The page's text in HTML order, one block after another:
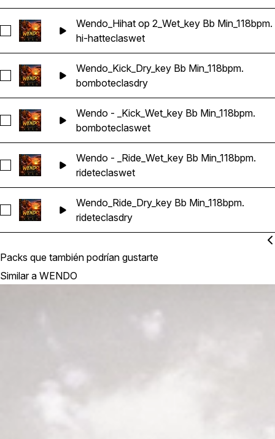
Seleccionar Wendo_Hihat op 2_Wet_key Bb Min_118bpm.
Wendo_Hihat op 2_Wet_key Bb Min_118bpm.
hi-hatteclaswet
Seleccionar Wendo_Kick_Dry_key Bb Min_118bpm.
Wendo_Kick_Dry_key Bb Min_118bpm.
bomboteclasdry
Seleccionar Wendo - _Kick_Wet_key Bb Min_118bpm.
Wendo - _Kick_Wet_key Bb Min_118bpm.
bomboteclaswet
Seleccionar Wendo - _Ride_Wet_key Bb Min_118bpm.
Wendo - _Ride_Wet_key Bb Min_118bpm.
rideteclaswet
Seleccionar Wendo_Ride_Dry_key Bb Min_118bpm.
Wendo_Ride_Dry_key Bb Min_118bpm.
rideteclasdry
Packs que también podrían gustarte
Similar a WENDO